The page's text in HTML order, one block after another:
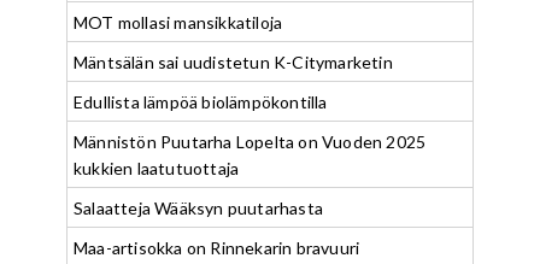
MOT mollasi mansikkatiloja
Mäntsälän sai uudistetun K-Citymarketin
Edullista lämpöä biolämpökontilla
Männistön Puutarha Lopelta on Vuoden 2025
kukkien laatutuottaja
Salaatteja Wääksyn puutarhasta
Maa-artisokka on Rinnekarin bravuuri